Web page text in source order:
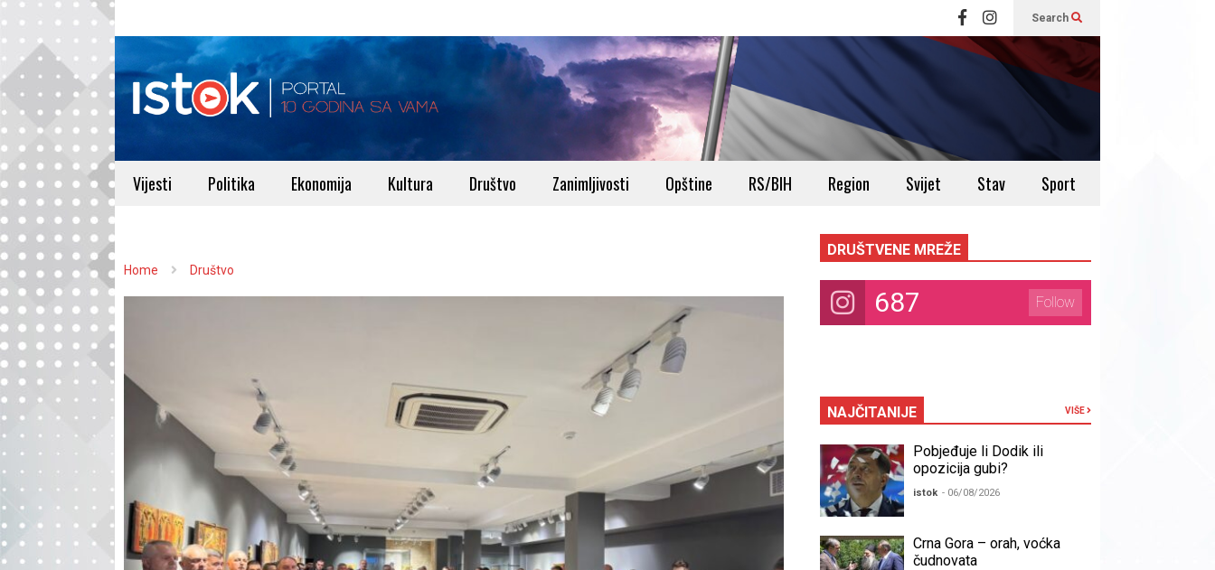
Search
Vijesti Politika Ekonomija Kultura Društvo Zanimljivosti Opštine RS/BIH Region Svijet Stav Sport
Home Društvo
DRUŠTVENE MREŽE
687 Follow
NAJČITANIJE VIŠE
Pobjeđuje li Dodik ili
opozicija gubi?
istok - 06/08/2026
Crna Gora – orah, voćka
čudnovata